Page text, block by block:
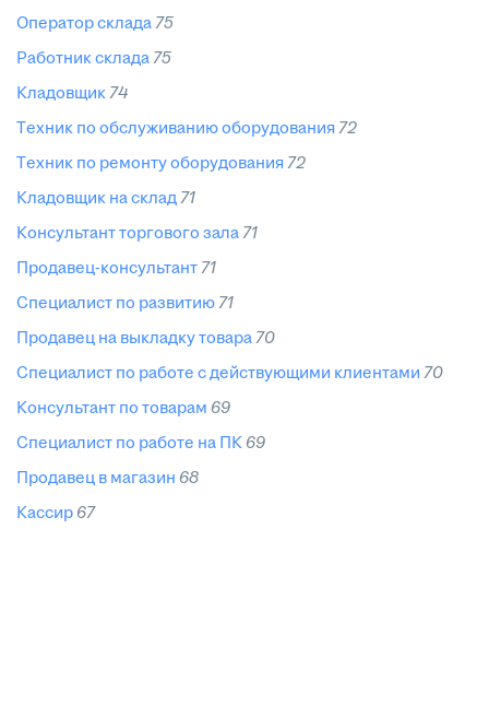
оператор склада 75
работник склада 75
кладовщик 74
техник по обслуживанию оборудования 72
техник по ремонту оборудования 72
кладовщик на склад 71
консультант торгового зала 71
продавец-консультант 71
специалист по развитию 71
продавец на выкладку товара 70
специалист по работе с действующими клиентами 70
консультант по товарам 69
специалист по работе на ПК 69
продавец в магазин 68
кассир 67